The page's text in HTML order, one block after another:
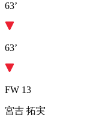
63’
63’
FW 13
宮吉 拓実